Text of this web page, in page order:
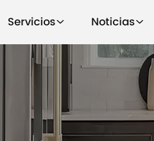
Servicios Noticias